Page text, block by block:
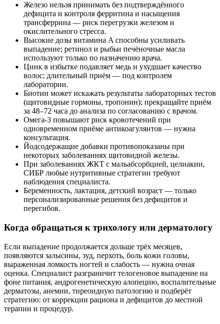
Железо нельзя принимать без подтверждённого
дефицита и контроля ферритина и насыщения
трансферрина — риск перегрузки железом и
окислительного стресса.
Высокие дозы витамина A способны усиливать
выпадение; ретинол и рыбьи печёночные масла
используют только по назначению врача.
Цинк в избытке подавляет медь и ухудшает качество
волос; длительный приём — под контролем
лаборатории.
Биотин может искажать результаты лабораторных тестов
(щитовидные гормоны, тропонин); прекращайте приём
за 48–72 часа до анализа по согласованию с врачом.
Омега‑3 повышают риск кровотечений при
одновременном приёме антикоагулянтов — нужна
консультация.
Йодсодержащие добавки противопоказаны при
некоторых заболеваниях щитовидной железы.
При заболеваниях ЖКТ с мальабсорбцией, целиакии,
СИБР любые нутритивные стратегии требуют
наблюдения специалиста.
Беременность, лактация, детский возраст — только
персонализированные решения без дефицитов и
перегибов.
Когда обращаться к трихологу или дерматологу
Если выпадение продолжается дольше трёх месяцев,
появляются залысины, зуд, перхоть, боль кожи головы,
выраженная ломкость ногтей и слабость — нужна очная
оценка. Специалист разграничит телогеновое выпадение на
фоне питания, андрогенетическую алопецию, воспалительные
дерматозы, анемии, тиреоидную патологию и подберёт
стратегию: от коррекции рациона и дефицитов до местной
терапии и процедур.